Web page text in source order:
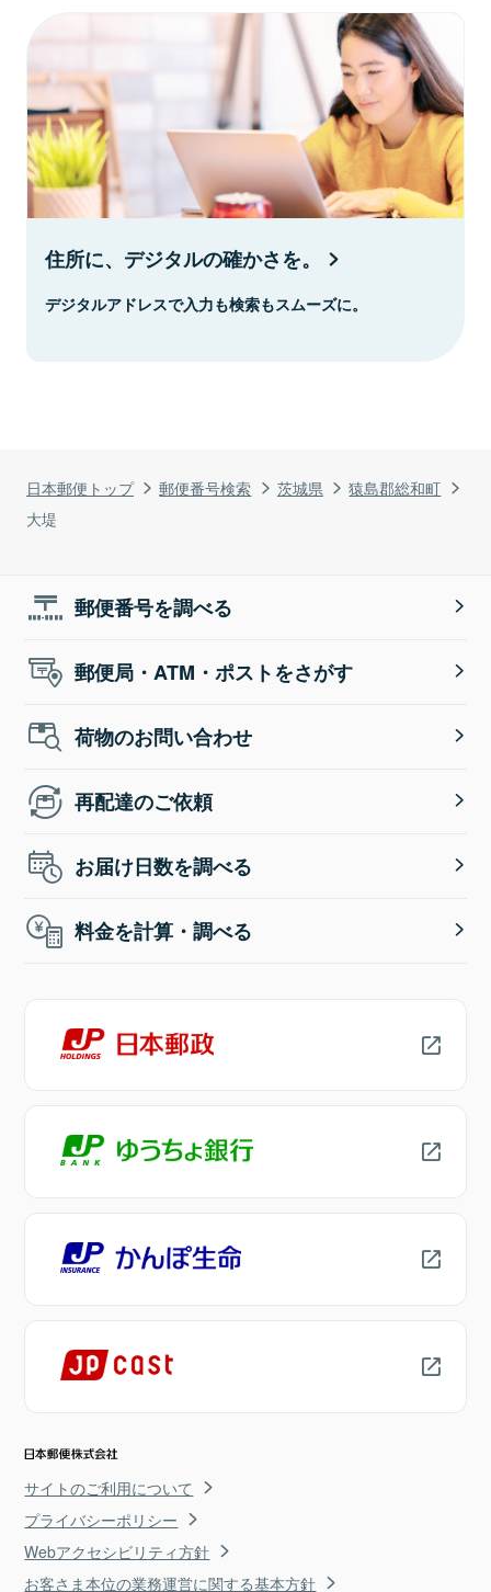
日本郵便トップ 郵便番号検索 茨城県
猿島郡総和町
大堤
住所に、デジタルの確かさを。
デジタルアドレスで入力も検索もスムーズに。
郵便番号を調べる
郵便局・ATM・ポストをさがす
荷物のお問い合わせ
再配達のご依頼
お届け日数を調べる
料金を計算・調べる
サイトのご利用について
プライバシーポリシー
Webアクセシビリティ方針
お客さま本位の業務運営に関する基本方針